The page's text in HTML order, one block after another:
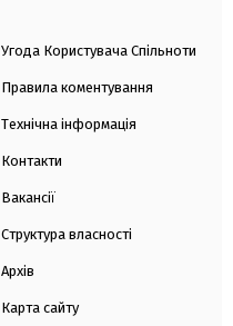
Угода Користувача Спільноти
Правила коментування
Технічна інформація
Контакти
Вакансії
Структура власності
Архів
Карта сайту